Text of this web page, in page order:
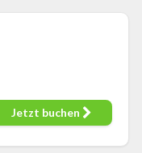
Jetzt buchen